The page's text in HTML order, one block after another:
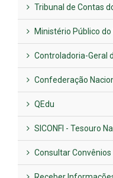
Tribunal de Contas
Ministério Público
Controladoria-Geral
Confederação
QEdu
SICONFI - Tesouro
Consultar Convênios